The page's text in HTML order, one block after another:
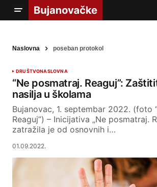
Naslovna poseban protokol
DRUŠTVONASLOVNA
“Ne posmatraj. Reaguj”:
nasilja u školama
Bujanovac, 1. septembar 2022. (foto
Reaguj”) – Inicijativa „Ne posmatraj.
zatražila je od osnovnih i…
01.09.2022.